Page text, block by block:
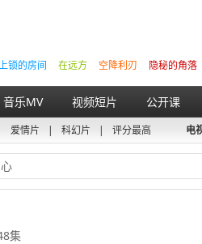
隐秘的角落
空降利刃
在远方
锁的房间
音乐MV 视频短片 公开课
爱情片 | 科幻片 | 评分最高 电
集